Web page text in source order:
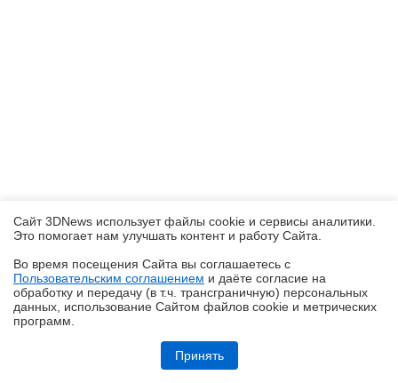
Обзор видеокарты Acer Nitro Intel Arc B570 OC
Сайт 3DNews использует файлы cookie и сервисы аналитики.
Это помогает нам улучшать контент и работу Cайта.
Во время посещения Cайта вы соглашаетесь с
Пользовательским соглашением и даёте согласие на
обработку и передачу (в т.ч. трансграничную) персональных
данных, использование Cайтом файлов cookie и метрических
программ.
Принять